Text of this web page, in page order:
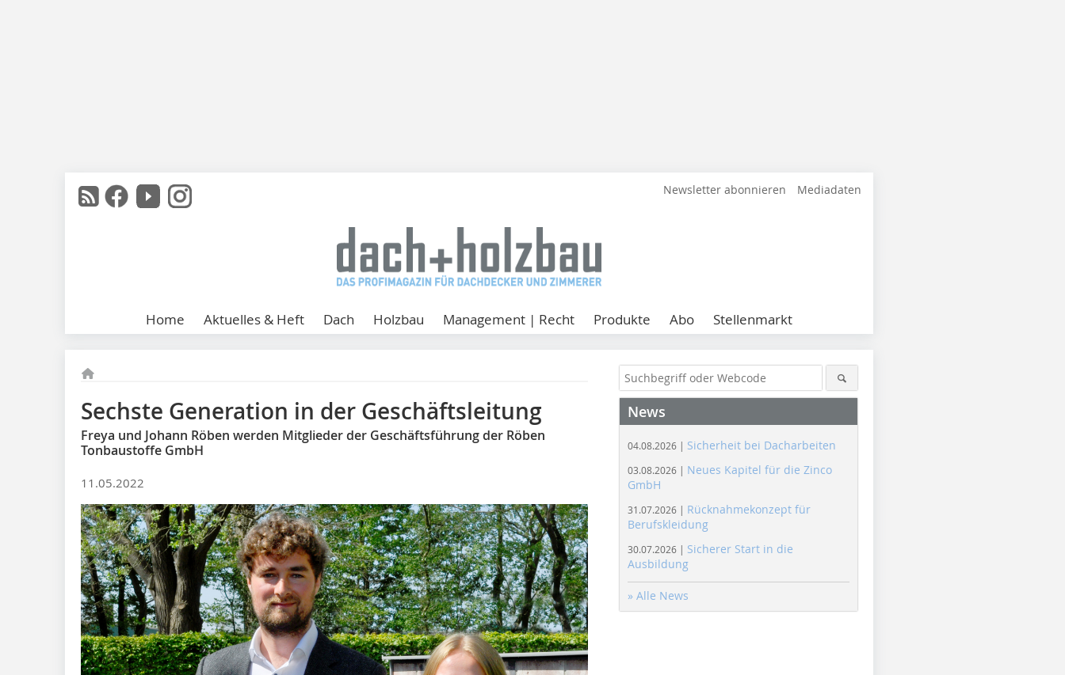
Newsletter abonnieren Mediadaten
Home Aktuelles & Heft Dach Holzbau Management | Recht Produkte Abo Stellenmarkt
Sechste Generation in der Geschäftsleitung
Freya und Johann Röben werden Mitglieder der Geschäftsführung der Röben
Tonbaustoffe GmbH
11.05.2022
News
04.08.2026 | Sicherheit bei Dacharbeiten
03.08.2026 | Neues Kapitel für die Zinco
GmbH
31.07.2026 | Rücknahmekonzept für
Berufskleidung
30.07.2026 | Sicherer Start in die
Ausbildung
» Alle News